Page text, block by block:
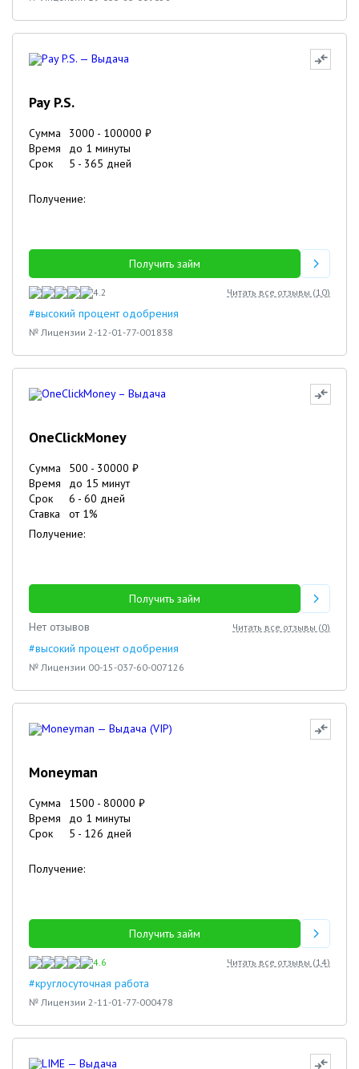
Pay P.S.
Сумма 3000 - 100000 ₽
Время
до 1 минуты
Срок
5 - 365 дней
Получение:
Получить займ
4.2 Читать все отзывы (10)
#высокий процент одобрения
№ Лицензии 2-12-01-77-001838
OneClickMoney
Сумма 500 - 30000 ₽
Время
до 15 минут
Срок
6 - 60 дней
Ставка
от 1%
Получение:
Получить займ
Нет отзывов
Читать все отзывы (0)
#высокий процент одобрения
№ Лицензии 00-15-037-60-007126
Moneyman
Сумма 1500 - 80000 ₽
Время
до 1 минуты
Срок
5 - 126 дней
Получение:
Получить займ
4.6 Читать все отзывы (14)
#круглосуточная работа
№ Лицензии 2-11-01-77-000478